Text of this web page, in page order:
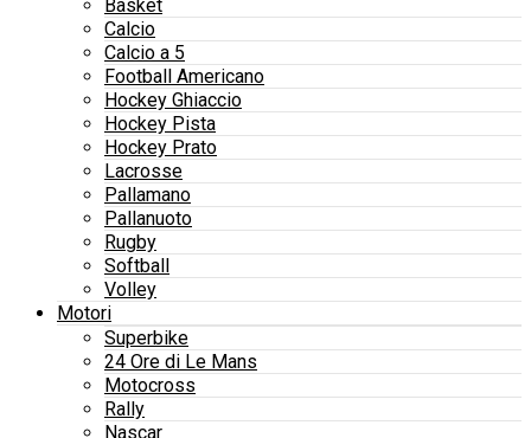
Basket
Calcio
Calcio a 5
Football Americano
Hockey Ghiaccio
Hockey Pista
Hockey Prato
Lacrosse
Pallamano
Pallanuoto
Rugby
Softball
Volley
Motori
Superbike
24 Ore di Le Mans
Motocross
Rally
Nascar